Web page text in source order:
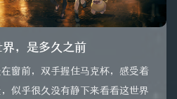
，是多久之前
窗前，双手握住马克杯，感受着
似乎很久没有静下来看看这世界